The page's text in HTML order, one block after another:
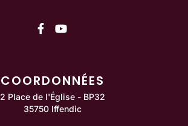
Lien vers le compte
Lien vers la chaîne
COORDONNÉES
2 Place de l'Église - BP32
35750 Iffendic